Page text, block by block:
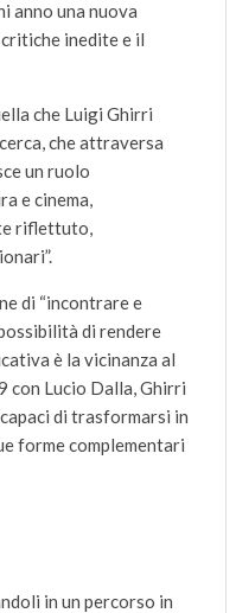
anno una nuova
inedite e il
che Luigi Ghirri
che attraversa
un ruolo
e cinema,
riflettuto,
di “incontrare e
di rendere
è la vicinanza al
con Lucio Dalla, Ghirri
di trasformarsi in
forme complementari
in un percorso in